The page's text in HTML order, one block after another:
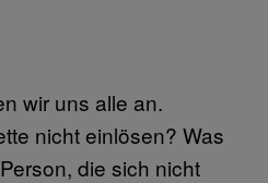
wir uns alle an.
nicht einlösen? Was
die sich nicht